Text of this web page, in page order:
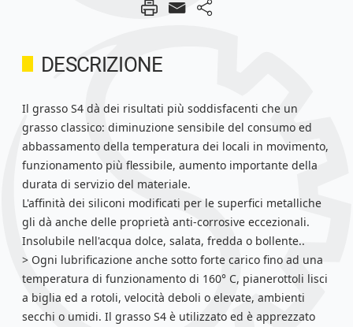
DESCRIZIONE
Il grasso S4 dà dei risultati più soddisfacenti che un
grasso classico: diminuzione sensibile del consumo ed
abbassamento della temperatura dei locali in movimento,
funzionamento più flessibile, aumento importante della
durata di servizio del materiale.
L'affinità dei siliconi modificati per le superfici metalliche
gli dà anche delle proprietà anti-corrosive eccezionali.
Insolubile nell'acqua dolce, salata, fredda o bollente..
> Ogni lubrificazione anche sotto forte carico fino ad una
temperatura di funzionamento di 160° C, pianerottoli lisci
a biglia ed a rotoli, velocità deboli o elevate, ambienti
secchi o umidi. Il grasso S4 è utilizzato ed è apprezzato